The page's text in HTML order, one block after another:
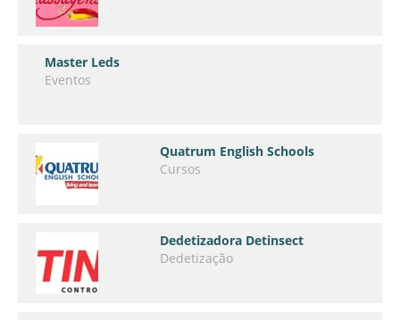
Master Leds
Eventos
Quatrum English Schools
Cursos
Dedetizadora Detinsect
Dedetização